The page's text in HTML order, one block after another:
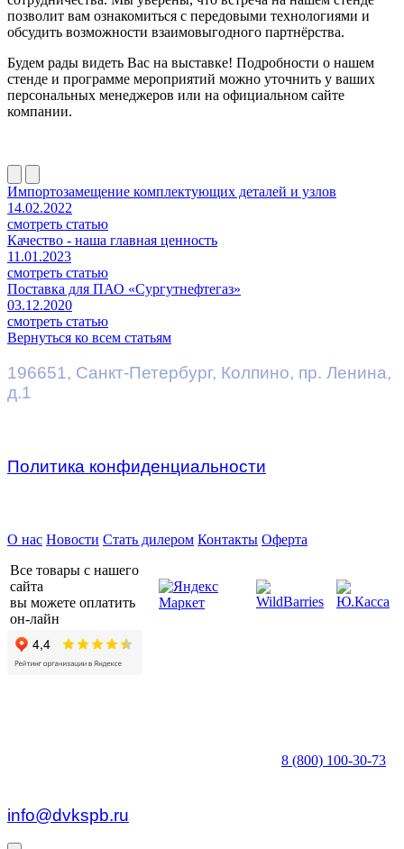
позволит вам ознакомиться с передовыми технологиями и
обсудить возможности взаимовыгодного партнёрства.
Будем рады видеть Вас на выставке! Подробности о нашем
стенде и программе мероприятий можно уточнить у ваших
персональных менеджеров или на официальном сайте
компании.
Импортозамещение комплектующих деталей и узлов
14.02.2022
смотреть статью
Качество - наша главная ценность
11.01.2023
смотреть статью
Поставка для ПАО «Сургутнефтегаз»
03.12.2020
смотреть статью
Вернуться ко всем статьям
196651, Санкт-Петербург, Колпино, пр. Ленина,
д.1
Политика конфиденциальности
О нас Новости Стать дилером Контакты Оферта
Все товары с нашего
сайта
вы можете оплатить
он-лайн
8 (800) 100-30-73
info@dvkspb.ru